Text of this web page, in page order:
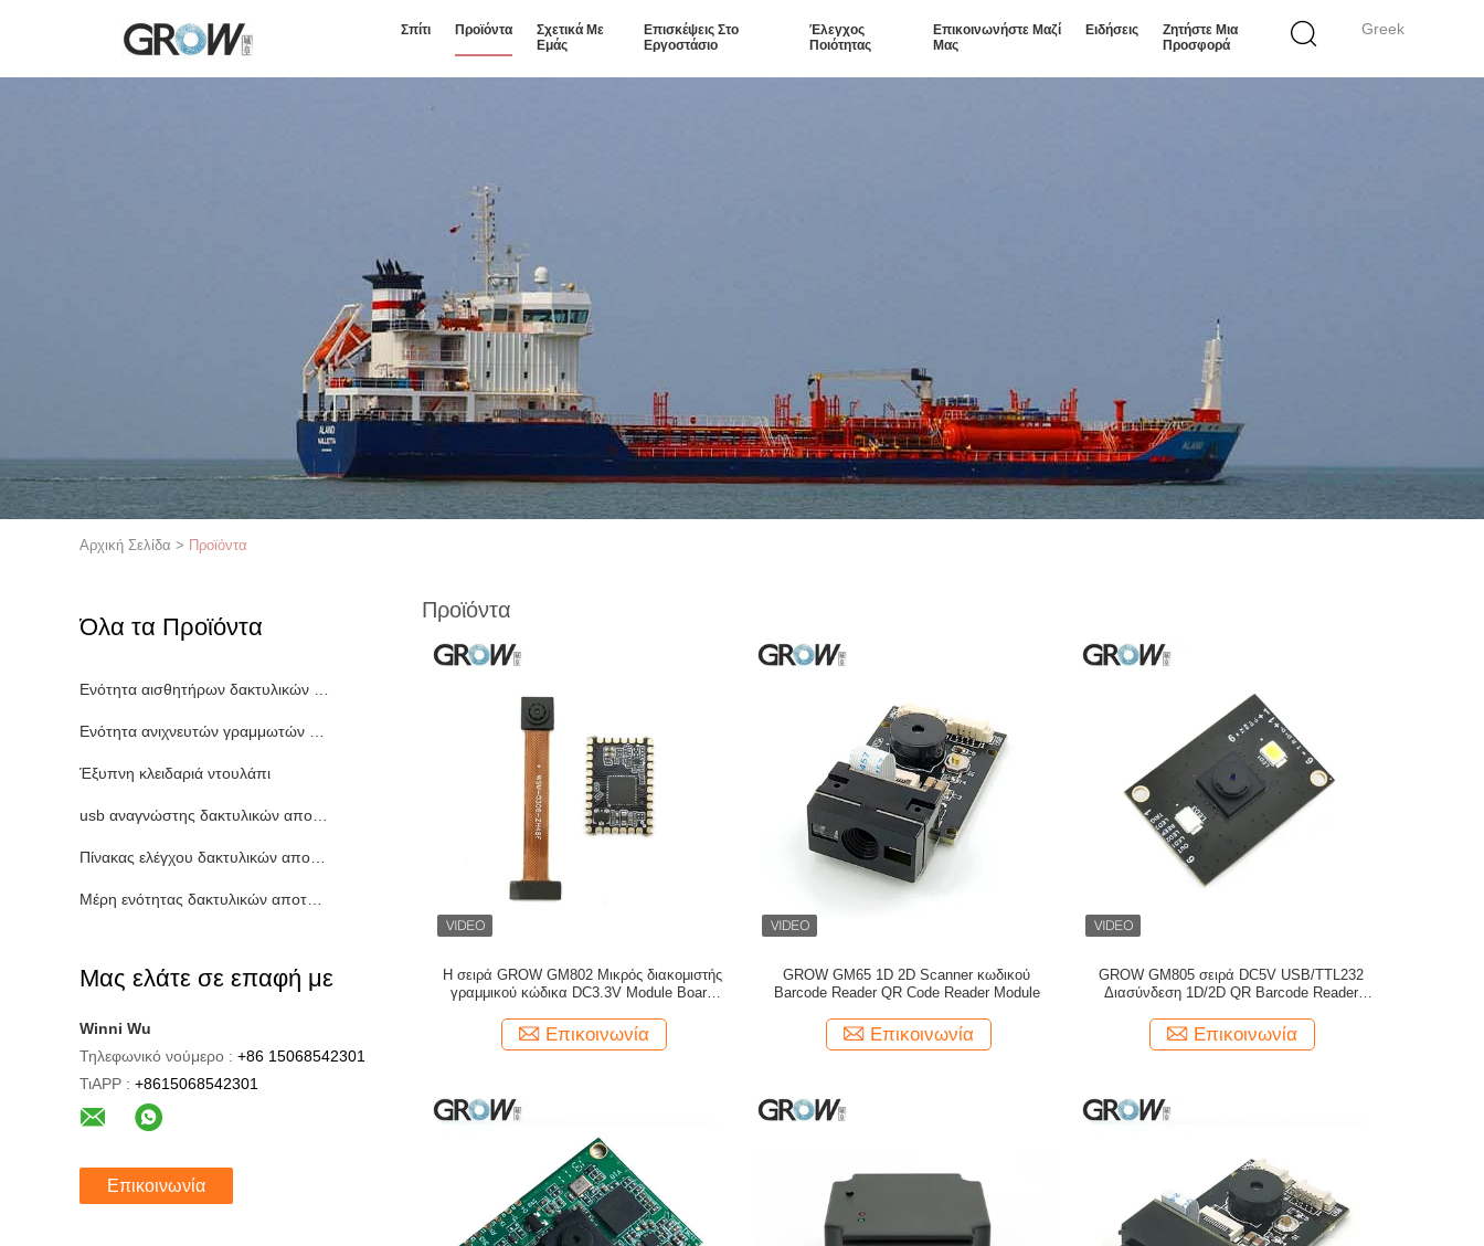
Greek
Σπίτι Προϊόντα
Σχετικά Με
Εμάς
Επισκέψεις Στο
Εργοστάσιο
Έλεγχος
Ποιότητας
Επικοινωνήστε Μαζί
Μας
Ειδήσεις
Ζητήστε Μια
Προσφορά
Αρχική Σελίδα > Προϊόντα
Όλα τα Προϊόντα
Έξυπνη κλειδαριά ντουλάπι
Μας ελάτε σε επαφή με
Winni Wu
Τηλεφωνικό νούμερο : +86 15068542301
ΤιAPP : +8615068542301
Επικοινωνία
Προϊόντα
Η σειρά GROW GM802 Μικρός διακομιστής
γραμμικού κώδικα DC3.3V Module Board
Reader PDF417 για Arduino
Επικοινωνία
GROW GM65 1D 2D Scanner κωδικού
Barcode Reader QR Code Reader Module
Επικοινωνία
GROW GM805 σειρά DC5V USB/TTL232
Διασύνδεση 1D/2D QR Barcode Reader
Arduino Windows Android
Επικοινωνία